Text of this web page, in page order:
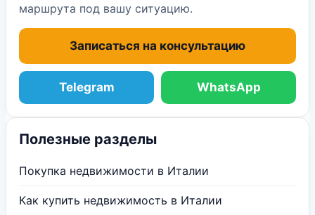
маршрута под вашу ситуацию.
Записаться на консультацию
Telegram WhatsApp
Полезные разделы
Покупка недвижимости в Италии
Как купить недвижимость в Италии